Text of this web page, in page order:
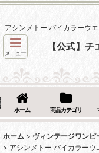
アシンメトー バイカラーウ
メニュー
【公式】
ホーム 商品カテゴリ
ホーム > ヴィンテージワンピ
> アシンメトー バイカラー